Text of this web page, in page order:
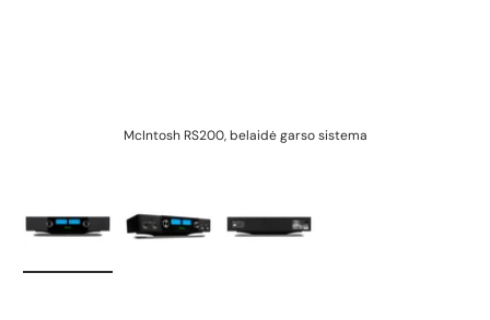
McIntosh RS200, belaidė garso sistema